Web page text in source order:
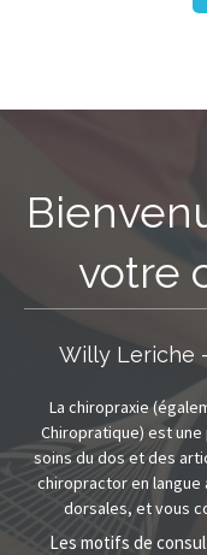
votre
Willy Leriche
La chiropraxie
Chiropratique) est
soins du dos et des
chiropractor en
dorsales, et vous
Les motifs de